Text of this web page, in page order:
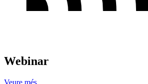
Webinar